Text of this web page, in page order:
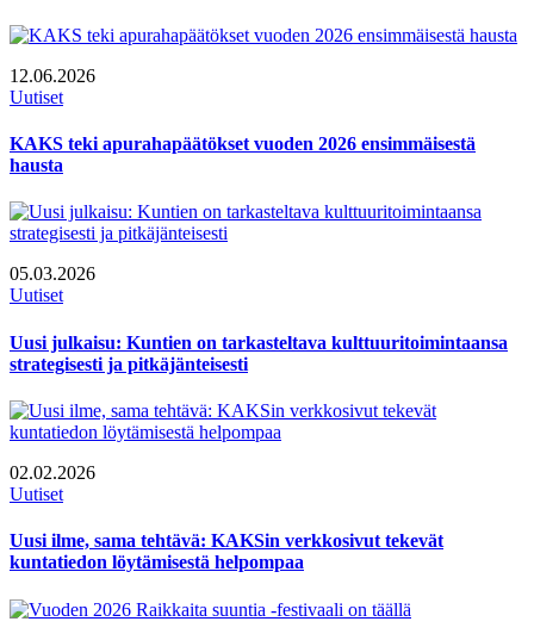
12.06.2026
Uutiset
KAKS teki apurahapäätökset vuoden 2026 ensimmäisestä
hausta
05.03.2026
Uutiset
Uusi julkaisu: Kuntien on tarkasteltava kulttuuritoimintaansa
strategisesti ja pitkäjänteisesti
02.02.2026
Uutiset
Uusi ilme, sama tehtävä: KAKSin verkkosivut tekevät
kuntatiedon löytämisestä helpompaa